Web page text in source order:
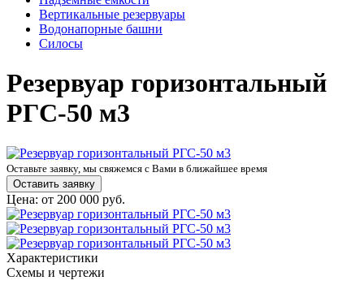
Вертикальные резервуары
Водонапорные башни
Силосы
Резервуар горизонтальный
РГС-50 м3
Оставьте заявку, мы свяжемся с Вами в ближайшее время
Оставить заявку
Цена: от 200 000 руб.
Характеристики
Схемы и чертежи